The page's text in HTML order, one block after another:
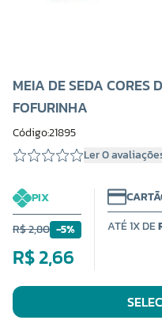
MEIA DE SEDA CORES
FOFURINHA
Código:21895
Ler 0
PIX
R$ 2,80 -5%
R$ 2,66
ATÉ 1X DE